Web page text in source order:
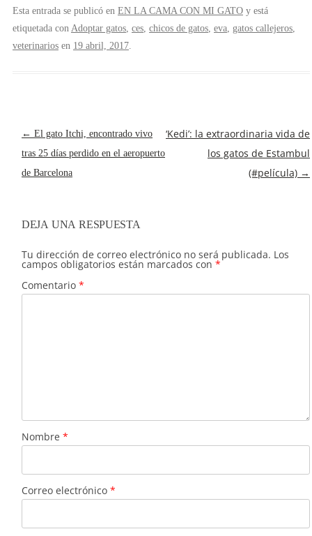
Esta entrada se publicó en EN LA CAMA CON MI GATO y está
etiquetada con Adoptar gatos, ces, chicos de gatos, eva, gatos callejeros,
veterinarios en 19 abril, 2017.
NAVEGACIÓN
DE
ENTRADAS
← El gato Itchi, encontrado vivo
tras 25 días perdido en el aeropuerto
de Barcelona
‘Kedi’: la extraordinaria vida de
los gatos de Estambul
(#película) →
DEJA UNA RESPUESTA
Tu dirección de correo electrónico no será publicada. Los
campos obligatorios están marcados con *
Comentario *
Nombre *
Correo electrónico *